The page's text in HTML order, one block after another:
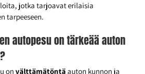
jotka tarjoavat erilaisia
tarpeeseen.
autopesu on tärkeää auton
on välttämätöntä auton kunnon ja